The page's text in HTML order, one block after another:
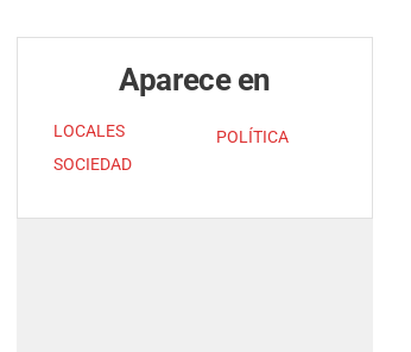
Aparece en
LOCALES
SOCIEDAD
POLÍTICA